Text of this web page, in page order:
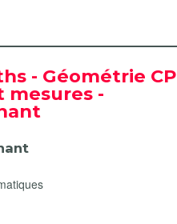
- Géométrie CP
mesures -